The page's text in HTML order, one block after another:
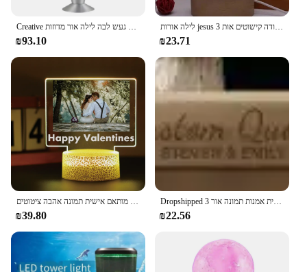
₪93.10
לילה אורות jesus לחצות שולחן עבודה קישוטים אות 3d לילה אור חדר שינה יצירתי מנורת שולחן עבודה usb
₪23.71
₪39.80
Dropshipped קו אישית אמנות תמונה אור 3D גילוף תמונה מנורת יום נישואין יום הולדת חג המולד 3d לילה אור אהבה מתנות
₪22.56